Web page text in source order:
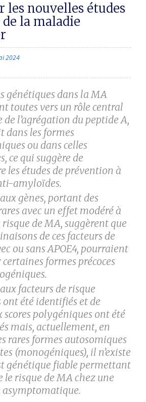
les nouvelles études
la maladie
2024
génétiques dans la MA
toutes vers un rôle central
de l’agrégation du peptide A,
dans les formes
ou dans celles
ce qui suggère de
les études de prévention à
amyloïdes.
gènes, portant des
avec un effet modéré à
de MA, suggèrent que
de ces facteurs de
ou sans APOE4, pourraient
formes précoces
facteurs de risque
ont été identifiés et de
scores polygéniques ont été
mais, actuellement, en
rares formes autosomiques
(monogéniques), il n’existe
génétique fiable permettant
le risque de MA chez une
asymptomatique.